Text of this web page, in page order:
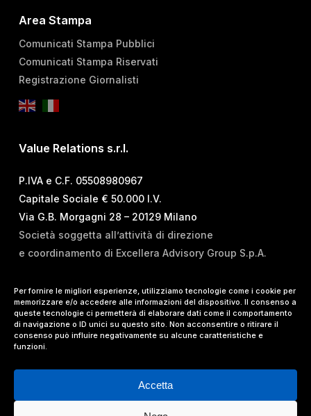
Per fornire le migliori esperienze, utilizziamo tecnologie come i cookie per
memorizzare e/o accedere alle informazioni del dispositivo. Il consenso a
queste tecnologie ci permetterà di elaborare dati come il comportamento
di navigazione o ID unici su questo sito. Non acconsentire o ritirare il
consenso può influire negativamente su alcune caratteristiche e
funzioni.
Accetta
Area Stampa
Comunicati Stampa Pubblici
Comunicati Stampa Riservati
Registrazione Giornalisti
Value Relations s.r.l.
P.IVA e C.F. 05508980967
Capitale Sociale € 50.000 I.V.
Via G.B. Morgagni 28 – 20129 Milano
Società soggetta all’attività di direzione
e coordinamento di Excellera Advisory Group S.p.A.
T. +39 02 84 99 02 01
E.info@vrelations.it
Termini d’uso|Privacy Policy|Cookie Policy|